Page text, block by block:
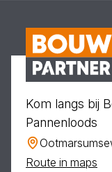
Kom langs bij
Pannenloods
Route in maps